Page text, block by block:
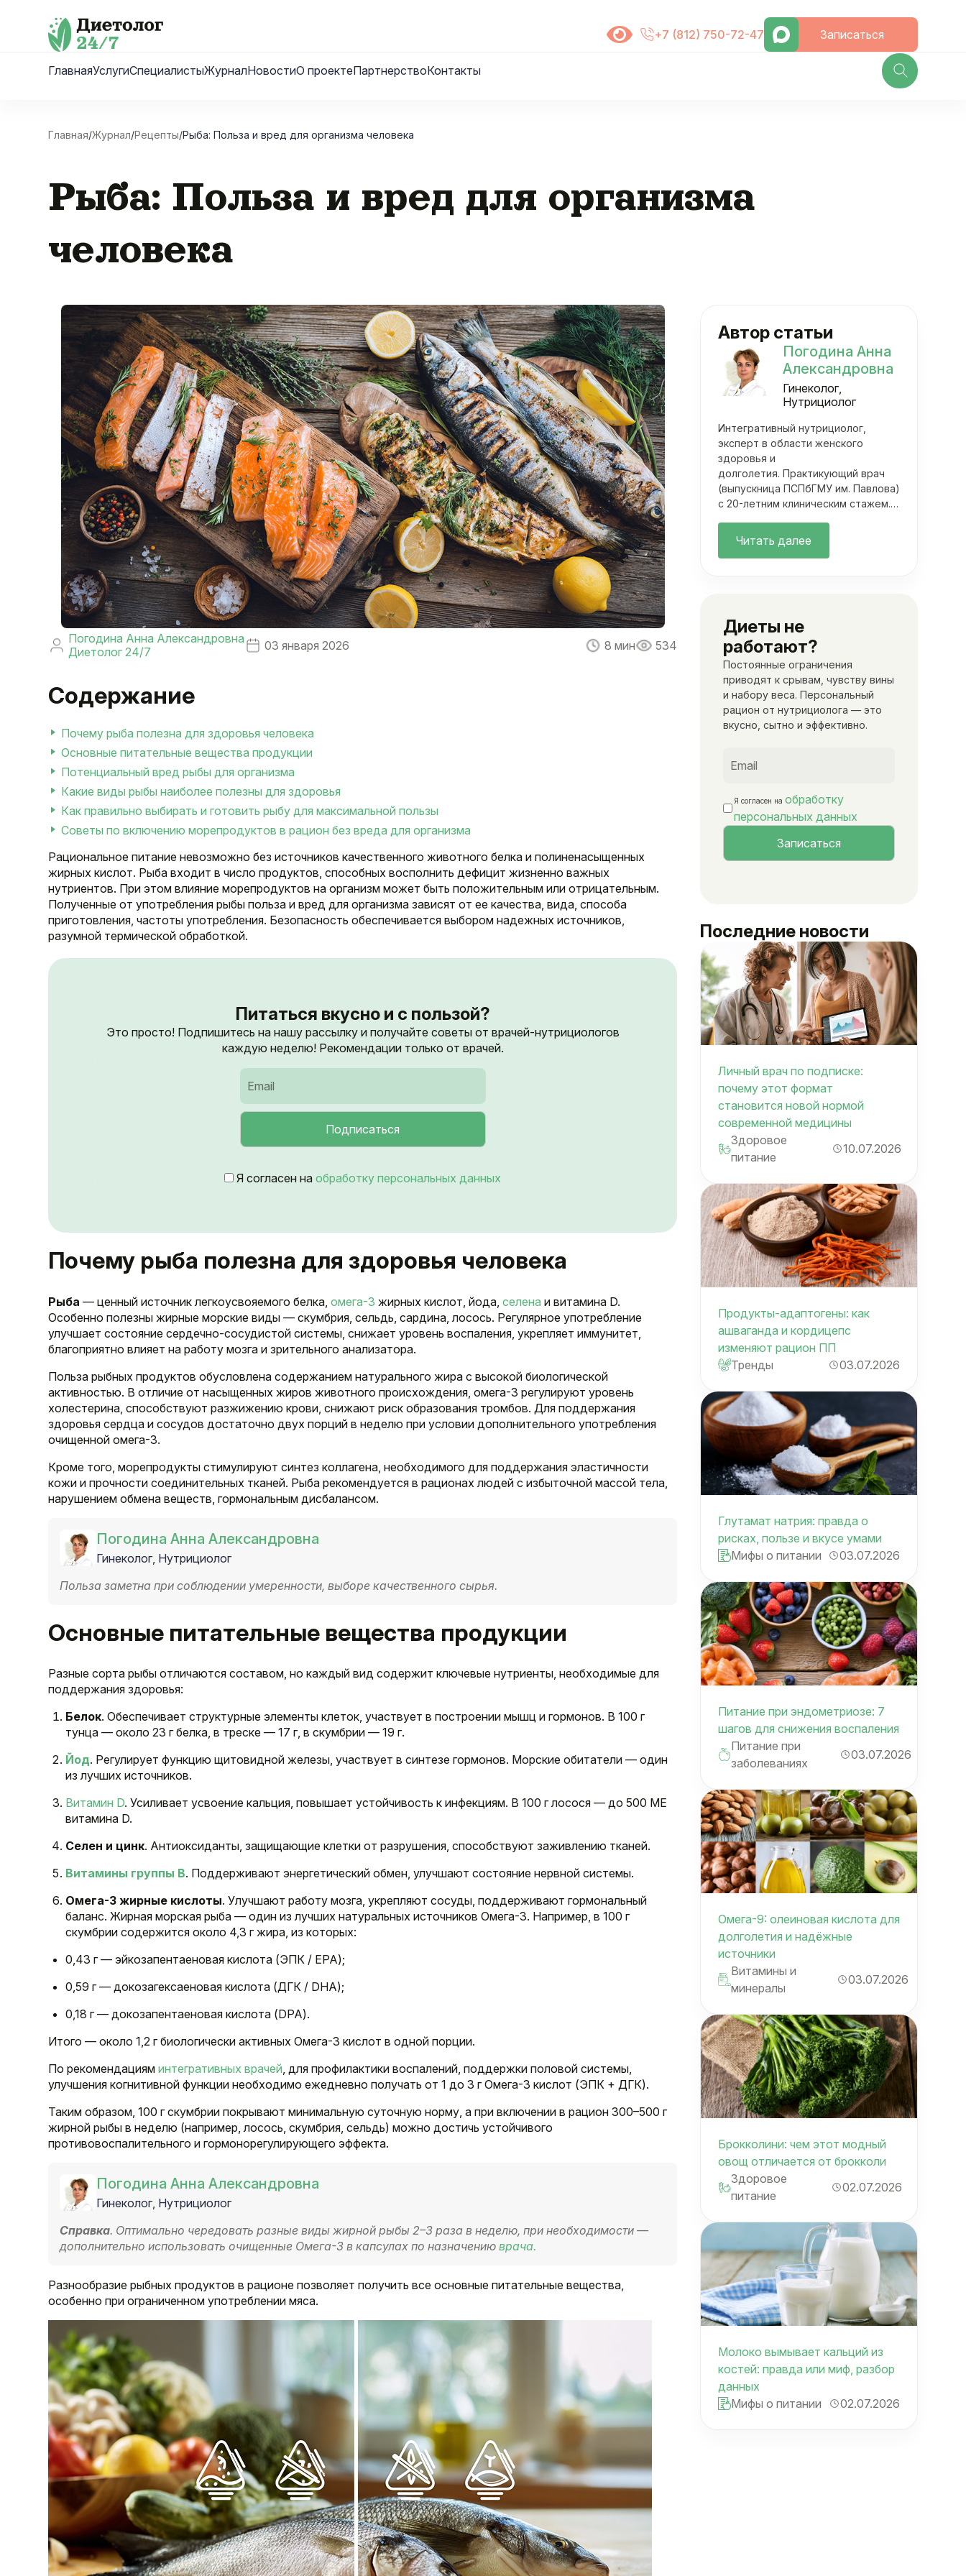
+7 (812) 750-72-47 Записаться
ГлавнаяУслугиСпециалистыЖурналНовостиО проектеПартнерствоКонтакты
Главная/Журнал/Рецепты/Рыба: Польза и вред для организма человека
Рыба: Польза и вред для организма
человека
Погодина Анна Александровна
Диетолог 24/7
03 января 2026 8 мин 534
Содержание
Почему рыба полезна для здоровья человека
Основные питательные вещества продукции
Потенциальный вред рыбы для организма
Какие виды рыбы наиболее полезны для здоровья
Как правильно выбирать и готовить рыбу для максимальной пользы
Советы по включению морепродуктов в рацион без вреда для организма
Рациональное питание невозможно без источников качественного животного белка и полиненасыщенных
жирных кислот. Рыба входит в число продуктов, способных восполнить дефицит жизненно важных
нутриентов. При этом влияние морепродуктов на организм может быть положительным или отрицательным.
Полученные от употребления рыбы польза и вред для организма зависят от ее качества, вида, способа
приготовления, частоты употребления. Безопасность обеспечивается выбором надежных источников,
разумной термической обработкой.
Питаться вкусно и с пользой?
Это просто! Подпишитесь на нашу рассылку и получайте советы от врачей-нутрициологов
каждую неделю! Рекомендации только от врачей.
Я согласен на обработку персональных данных
Почему рыба полезна для здоровья человека
Рыба — ценный источник легкоусвояемого белка,омега-3 жирных кислот, йода,селена и витамина D.
Особенно полезны жирные морские виды — скумбрия, сельдь, сардина, лосось. Регулярное употребление
улучшает состояние сердечно-сосудистой системы, снижает уровень воспаления, укрепляет иммунитет,
благоприятно влияет на работу мозга и зрительного анализатора.
Польза рыбных продуктов обусловлена содержанием натурального жира с высокой биологической
активностью. В отличие от насыщенных жиров животного происхождения, омега-3 регулируют уровень
холестерина, способствуют разжижению крови, снижают риск образования тромбов. Для поддержания
здоровья сердца и сосудов достаточно двух порций в неделю при условии дополнительного употребления
очищенной омега-3.
Кроме того, морепродукты стимулируют синтез коллагена, необходимого для поддержания эластичности
кожи и прочности соединительных тканей. Рыба рекомендуется в рационах людей с избыточной массой тела,
нарушением обмена веществ, гормональным дисбалансом.
Погодина Анна Александровна
Гинеколог, Нутрициолог
Польза заметна при соблюдении умеренности, выборе качественного сырья.
Основные питательные вещества продукции
Разные сорта рыбы отличаются составом, но каждый вид содержит ключевые нутриенты, необходимые для
поддержания здоровья:
Белок. Обеспечивает структурные элементы клеток, участвует в построении мышц и гормонов. В 100 г
тунца — около 23 г белка, в треске — 17 г, в скумбрии — 19 г.
Йод. Регулирует функцию щитовидной железы, участвует в синтезе гормонов. Морские обитатели — один
из лучших источников.
Витамин D. Усиливает усвоение кальция, повышает устойчивость к инфекциям. В 100 г лосося — до 500 МЕ
витамина D.
Селен и цинк. Антиоксиданты, защищающие клетки от разрушения, способствуют заживлению тканей.
Витамины группы B. Поддерживают энергетический обмен, улучшают состояние нервной системы.
Омега-3 жирные кислоты. Улучшают работу мозга, укрепляют сосуды, поддерживают гормональный
баланс. Жирная морская рыба — один из лучших натуральных источников Омега-3. Например, в 100 г
скумбрии содержится около 4,3 г жира, из которых:
0,43 г — эйкозапентаеновая кислота (ЭПК / EPA);
0,59 г — докозагексаеновая кислота (ДГК / DHA);
0,18 г — докозапентаеновая кислота (DPA).
Итого — около 1,2 г биологически активных Омега-3 кислот в одной порции.
По рекомендацияминтегративных врачей, для профилактики воспалений, поддержки половой системы,
улучшения когнитивной функции необходимо ежедневно получать от 1 до 3 г Омега-3 кислот (ЭПК + ДГК).
Таким образом, 100 г скумбрии покрывают минимальную суточную норму, а при включении в рацион 300–500 г
жирной рыбы в неделю (например, лосось, скумбрия, сельдь) можно достичь устойчивого
противовоспалительного и гормонорегулирующего эффекта.
Погодина Анна Александровна
Гинеколог, Нутрициолог
Справка. Оптимально чередовать разные виды жирной рыбы 2–3 раза в неделю, при необходимости —
дополнительно использовать очищенные Омега-3 в капсулах по назначениюврача.
Разнообразие рыбных продуктов в рационе позволяет получить все основные питательные вещества,
особенно при ограниченном употреблении мяса.
Автор статьи
Погодина Анна
Александровна
Гинеколог,
Нутрициолог
Интегративный нутрициолог,
эксперт в области женского
здоровья и
долголетия. Практикующий врач
(выпускница ПСПбГМУ им. Павлова)
с 20-летним клиническим стажем.
медицину с современными
методами нутрициологии. Ее
Читать далее
Диеты не
работают?
Постоянные ограничения
приводят к срывам, чувству вины
и набору веса. Персональный
рацион от нутрициолога — это
вкусно, сытно и эффективно.
Я согласен на обработку
персональных данных
Последние новости
Личный врач по подписке:
почему этот формат
становится новой нормой
современной медицины
Здоровое
питание
10.07.2026
Продукты-адаптогены: как
ашваганда и кордицепс
изменяют рацион ПП
Тренды
03.07.2026
Глутамат натрия: правда о
рисках, пользе и вкусе умами
Мифы о питании
03.07.2026
Питание при эндометриозе: 7
шагов для снижения воспаления
Питание при
заболеваниях
03.07.2026
Омега-9: олеиновая кислота для
долголетия и надёжные
источники
Витамины и
минералы
03.07.2026
Брокколини: чем этот модный
овощ отличается от брокколи
Здоровое
питание
02.07.2026
Молоко вымывает кальций из
костей: правда или миф, разбор
данных
Мифы о питании
02.07.2026